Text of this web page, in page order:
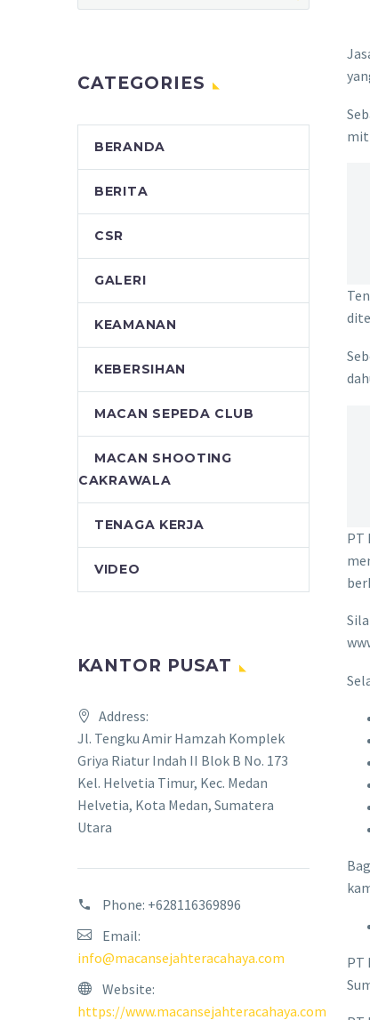
PT
PT
CATEGORIES
BERANDA
BERITA
CSR
GALERI
KEAMANAN
KEBERSIHAN
MACAN SEPEDA CLUB
MACAN SHOOTING
CAKRAWALA
TENAGA KERJA
VIDEO
KANTOR PUSAT
Address:
Jl. Tengku Amir Hamzah Komplek
Griya Riatur Indah II Blok B No. 173
Kel. Helvetia Timur, Kec. Medan
Helvetia, Kota Medan, Sumatera
Utara
Phone: +628116369896
Email:
info@macansejahteracahaya.com
Website:
https://www.macansejahteracahaya.com